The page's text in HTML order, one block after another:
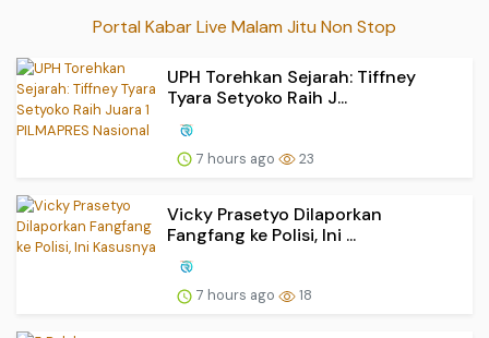
Portal Kabar Live Malam Jitu Non Stop
UPH Torehkan Sejarah: Tiffney
Tyara Setyoko Raih J...
7 hours ago 23
Vicky Prasetyo Dilaporkan
Fangfang ke Polisi, Ini ...
7 hours ago 18